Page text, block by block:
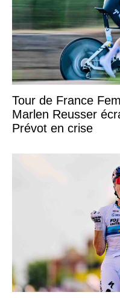
Tour de France
Marlen Reusser
Prévot en crise